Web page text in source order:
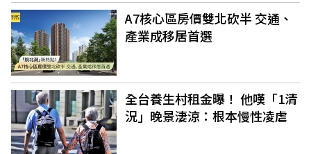
A7核心區房價雙北砍半 交通、
產業成移居首選
全台養生村租金曝！ 他嘆「1清
況」晚景淒涼：根本慢性凌虐